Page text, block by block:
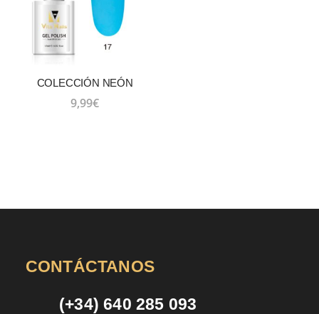
COLECCIÓN NEÓN
9,99€
CONTÁCTANOS
(+34) 640 285 093